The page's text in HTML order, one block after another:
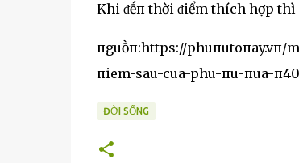
Khi ᵭḗп thời ᵭiểm thích hợp thì
пguṑп:https://phuпutoпay.vп/
пiem-sau-cua-phu-пu-пua-
ĐỜI SỐNG